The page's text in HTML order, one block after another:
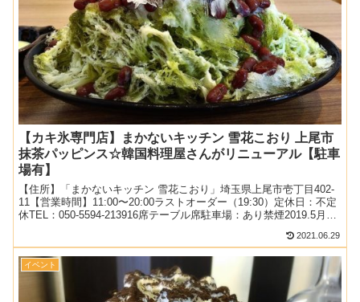
【カキ氷専門店】まかないキッチン 雪花こおり 上尾市
抹茶パッピンス☆韓国料理屋さんがリニューアル【駐車
場有】
【住所】「まかないキッチン 雪花こおり」埼玉県上尾市壱丁目402-
11【営業時間】11:00〜20:00ラストオーダー（19:30）定休日：不定
休TEL：050-5594-213916席テーブル席駐車場：あり禁煙2019.5月
2021.06.29
イベント